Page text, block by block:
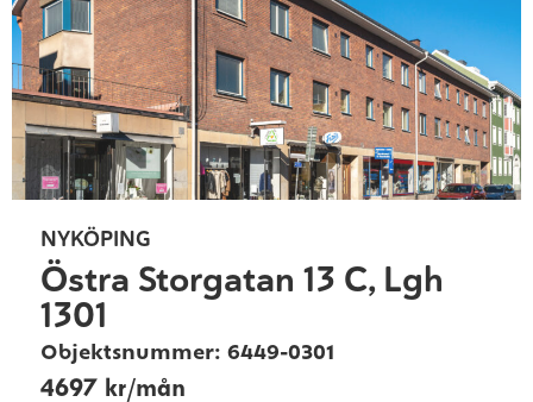
NYKÖPING
Östra Storgatan 13 C, Lgh
1301
Objektsnummer: 6449-0301
4697 kr/mån